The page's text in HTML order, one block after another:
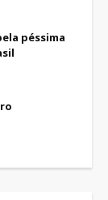
péssima